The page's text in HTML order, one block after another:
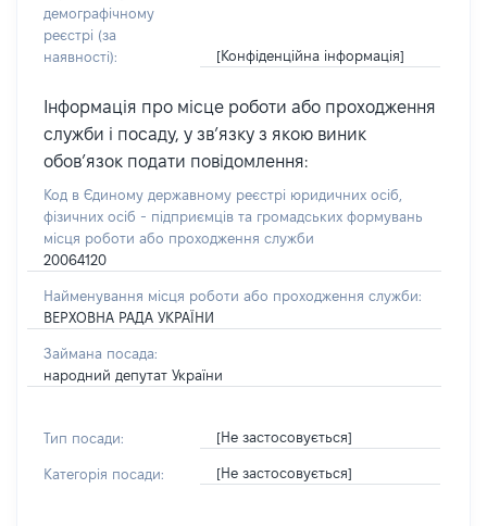
демографічному
реєстрі (за
наявності):
[Конфіденційна інформація]
Інформація про місце роботи або проходження
служби і посаду, у зв’язку з якою виник
обов’язок подати повідомлення:
Код в Єдиному державному реєстрі юридичних осіб,
фізичних осіб - підприємців та громадських формувань
місця роботи або проходження служби
20064120
Найменування місця роботи або проходження служби:
ВЕРХОВНА РАДА УКРАЇНИ
Займана посада:
народний депутат України
Тип посади: [Не застосовується]
Категорія посади: [Не застосовується]